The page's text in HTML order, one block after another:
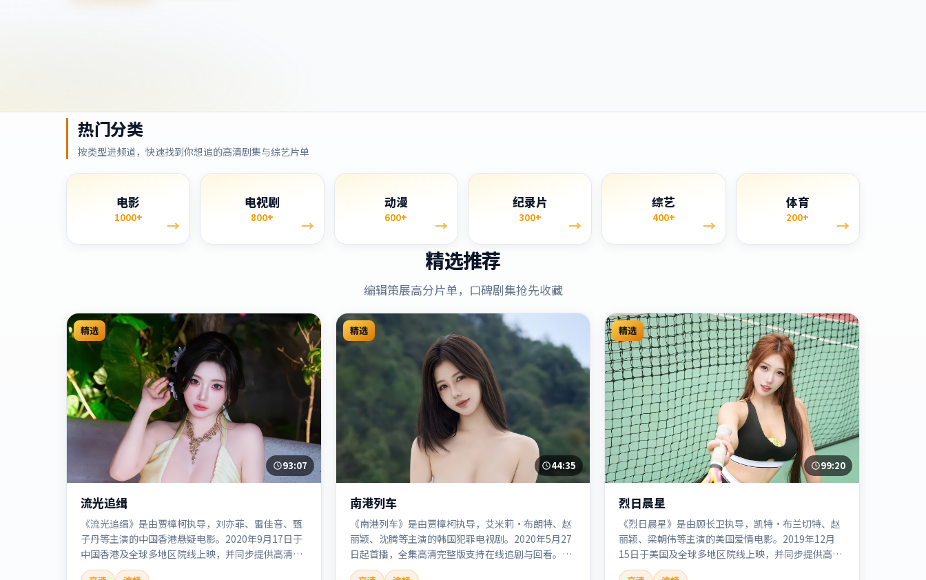
热门分类
按类型进频道，快速找到你想追的高清剧集与综艺片单
电影
1000+ →
电视剧
800+ →
动漫
600+ →
纪录片
300+ →
综艺
400+ →
体育
200+ →
精选推荐
编辑策展高分片单，口碑剧集抢先收藏
精选
93:07
流光追缉
《流光追缉》是由贾樟柯执导，刘亦菲、雷佳音、甄
子丹等主演的中国香港悬疑电影。2020年9月17日于
中国香港及全球多地区院线上映，并同步提供高清正
版流媒体在线观看。剧情与看点：悬念层层推进，线
精选
44:35
南港列车
《南港列车》是由贾樟柯执导，艾米莉·布朗特、赵
丽颖、沈腾等主演的韩国犯罪电视剧。2020年5月27
日起首播，全集高清完整版支持在线追剧与回看。剧
情与看点：聚焦案件与人性灰色地带，张力十足，兼
精选
99:20
烈日晨星
《烈日晨星》是由顾长卫执导，凯特·布兰切特、赵
丽颖、梁朝伟等主演的美国爱情电影。2019年12月
15日于美国及全球多地区院线上映，并同步提供高清
正版流媒体在线观看。剧情与看点：情感细腻动人，